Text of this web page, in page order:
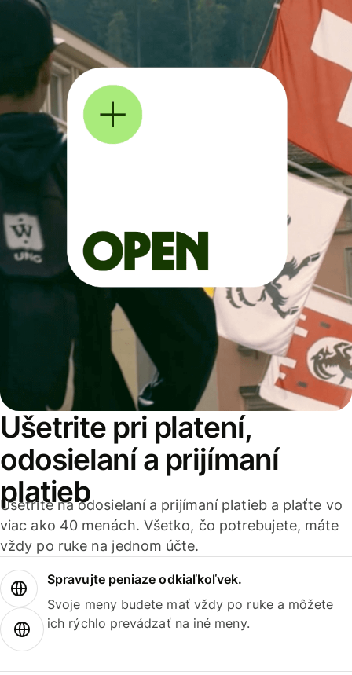
Ušetrite pri platení,
odosielaní a prijímaní
platieb
Ušetrite na odosielaní a prijímaní platieb a plaťte vo
viac ako 40 menách. Všetko, čo potrebujete, máte
vždy po ruke na jednom účte.
Spravujte peniaze odkiaľkoľvek.
Svoje meny budete mať vždy po ruke a môžete
ich rýchlo prevádzať na iné meny.